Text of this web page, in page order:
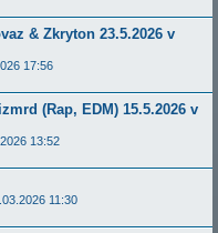
& Zkryton 23.5.2026 v
17:56
(Rap, EDM) 15.5.2026 v
13:52
11:30